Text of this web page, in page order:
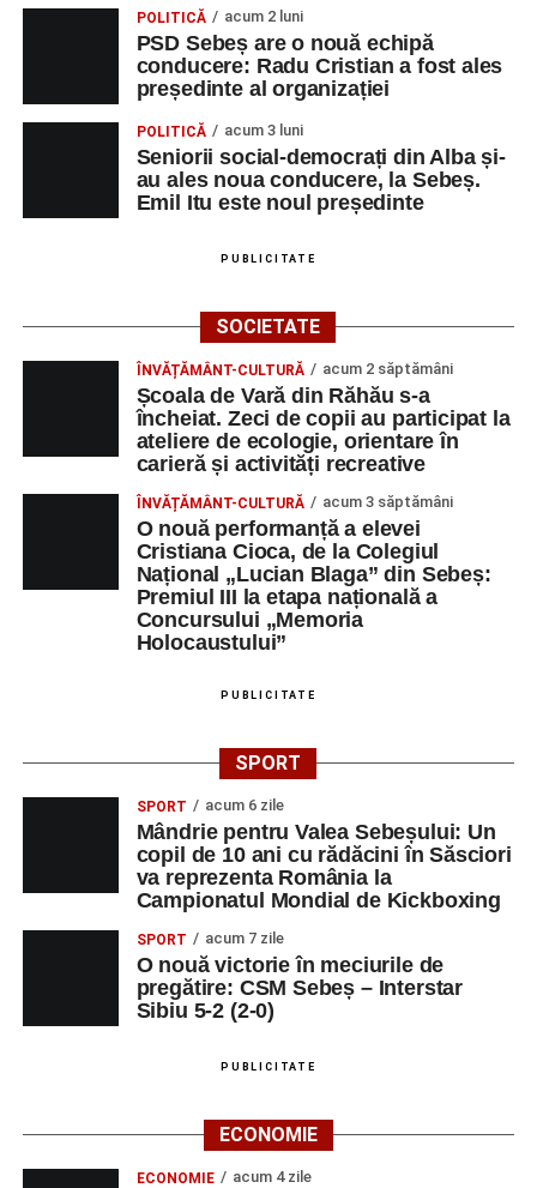
Piața Primăriei
Orele 17.00–20.00– Punct oficial de înscrieri și informații
SÂMBĂTĂ, 22 AUGUST 2026
Platoul Centrului Cultural „Lucian
Blaga” Sebeș
(Race Office) pentru competiția„Cicloaventurier de
Râpa Roșie
Orele 17.00–20.00
– Antrenamente libere pe traseul de
Centrul Cultural „Lucian Blaga”
Sebeș – Sala de spectacole
– Proiecție cinematografică:
Gabi Virginia Șarga și Cătălin Rotaru, producător Gabi
DUMINICĂ, 23 AUGUST 2026
Râpa Roșie
„Cicloaventurier de Sebeș”
al competiției MTB pentru copii.
LUNI, 24 AUGUST 2026
Ora 18.00– Activități recreative pentru copii, susținute de
trupele de teatru„Gepetto”și„Pied Piper”
POLITICĂ acum 2 luni
PSD Sebeș are o nouă echipă
conducere: Radu Cristian a fost ales
președinte al organizației
POLITICĂ acum 3 luni
Seniorii social-democrați din Alba și-
au ales noua conducere, la Sebeș.
Emil Itu este noul președinte
PUBLICITATE
SOCIETATE
ÎNVĂȚĂMÂNT-CULTURĂ acum 2 săptămâni
Școala de Vară din Răhău s-a
încheiat. Zeci de copii au participat la
ateliere de ecologie, orientare în
carieră și activități recreative
ÎNVĂȚĂMÂNT-CULTURĂ acum 3 săptămâni
O nouă performanță a elevei
Cristiana Cioca, de la Colegiul
Național „Lucian Blaga” din Sebeș:
Premiul III la etapa națională a
Concursului „Memoria
Holocaustului”
PUBLICITATE
SPORT
SPORT acum 6 zile
Mândrie pentru Valea Sebeșului: Un
copil de 10 ani cu rădăcini în Săsciori
va reprezenta România la
Campionatul Mondial de Kickboxing
SPORT acum 7 zile
O nouă victorie în meciurile de
pregătire: CSM Sebeș – Interstar
Sibiu 5-2 (2-0)
PUBLICITATE
ECONOMIE
ECONOMIE acum 4 zile